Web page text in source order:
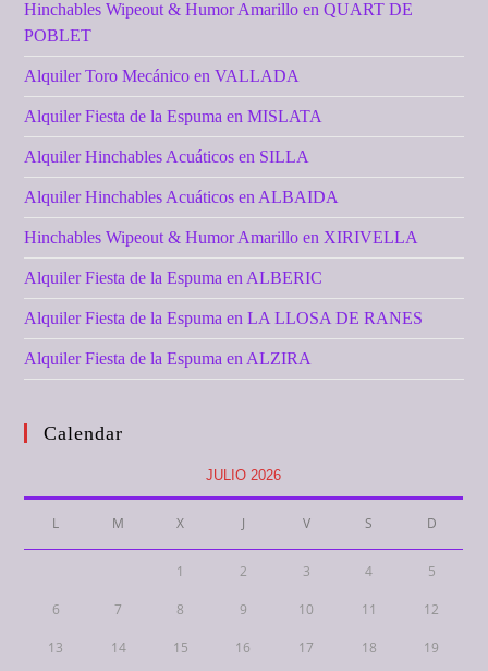
Hinchables Wipeout & Humor Amarillo en QUART DE
POBLET
Alquiler Toro Mecánico en VALLADA
Alquiler Fiesta de la Espuma en MISLATA
Alquiler Hinchables Acuáticos en SILLA
Alquiler Hinchables Acuáticos en ALBAIDA
Hinchables Wipeout & Humor Amarillo en XIRIVELLA
Alquiler Fiesta de la Espuma en ALBERIC
Alquiler Fiesta de la Espuma en LA LLOSA DE RANES
Alquiler Fiesta de la Espuma en ALZIRA
Calendar
JULIO 2026
L M X J V S D
1 2 3 4 5
6 7 8 9 10 11 12
13 14 15 16 17 18 19